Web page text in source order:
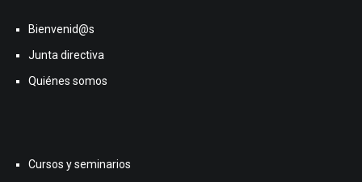
Bienvenid@s
Junta directiva
Quiénes somos
Cursos y seminarios